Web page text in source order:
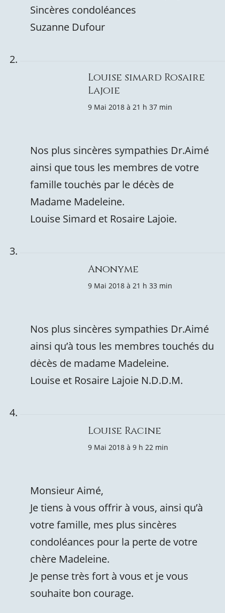
Sincères condoléances
Suzanne Dufour
Louise simard Rosaire
Lajoie
9 Mai 2018 à 21 h 37 min
Nos plus sincères sympathies Dr.Aimé
ainsi que tous les membres de votre
famille touchės par le décès de
Madame Madeleine.
Louise Simard et Rosaire Lajoie.
Anonyme
9 Mai 2018 à 21 h 33 min
Nos plus sincères sympathies Dr.Aimé
ainsi qu’à tous les membres touchés du
dėcès de madame Madeleine.
Louise et Rosaire Lajoie N.D.D.M.
Louise Racine
9 Mai 2018 à 9 h 22 min
Monsieur Aimé,
Je tiens à vous offrir à vous, ainsi qu’à
votre famille, mes plus sincères
condoléances pour la perte de votre
chère Madeleine.
Je pense très fort à vous et je vous
souhaite bon courage.